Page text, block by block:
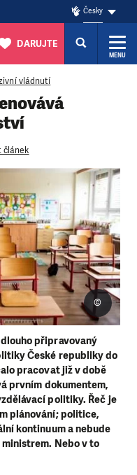
Česky
DARUJTE
MENU
vládnutí
článek
připravovaný
České republiky do
pracovat již v době
prvním dokumentem,
politiky. Řeč je
plánování; politice,
kontinuum a nebude
Nebo v to
©